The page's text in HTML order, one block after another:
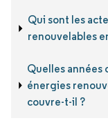
Qui sont les
renouvelables
Quelles années
énergies
couvre-t-il ?